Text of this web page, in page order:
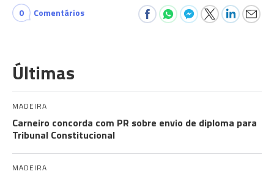
0 Comentários
Últimas
MADEIRA
Carneiro concorda com PR sobre envio de diploma para
Tribunal Constitucional
MADEIRA